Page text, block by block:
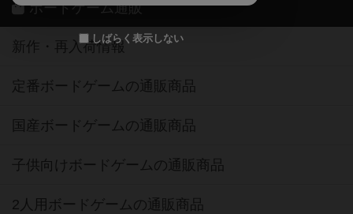
しばらく表示しない
ボードゲーム通販
新作・再入荷情報
定番ボードゲームの通販商品
国産ボードゲームの通販商品
子供向けボードゲームの通販商品
2人用ボードゲームの通販商品